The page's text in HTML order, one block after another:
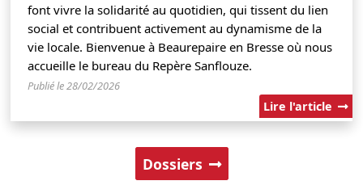
font vivre la solidarité au quotidien, qui tissent du lien
social et contribuent activement au dynamisme de la
vie locale. Bienvenue à Beaurepaire en Bresse où nous
accueille le bureau du Repère Sanflouze.
Publié le 28/02/2026
Lire l'article
Dossiers